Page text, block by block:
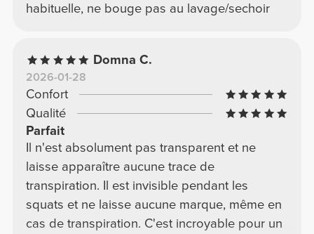
habituelle, ne bouge pas au lavage/sechoir
Domna C.
2026-01-28
Confort
Qualité
Parfait
Il n'est absolument pas transparent et ne
laisse apparaître aucune trace de
transpiration. Il est invisible pendant les
squats et ne laisse aucune marque, même en
cas de transpiration. C'est incroyable pour un